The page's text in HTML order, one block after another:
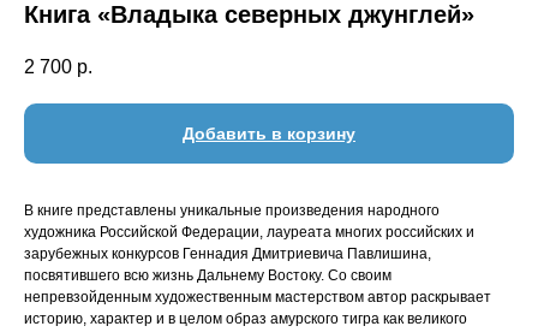
Книга «Владыка северных джунглей»
2 700 р.
Добавить в корзину
В книге представлены уникальные произведения народного
художника Российской Федерации, лауреата многих российских и
зарубежных конкурсов Геннадия Дмитриевича Павлишина,
посвятившего всю жизнь Дальнему Востоку. Со своим
непревзойденным художественным мастерством автор раскрывает
историю, характер и в целом образ амурского тигра как великого